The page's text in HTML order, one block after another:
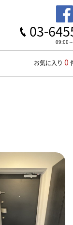
03-
09:00
お気に入り 0